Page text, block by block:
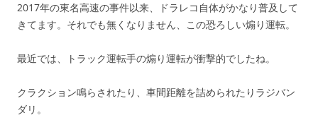
2017年の東名高速の事件以来、ドラレコ自体がかなり普及して
きてます。それでも無くなりません、この恐ろしい煽り運転。
最近では、トラック運転手の煽り運転が衝撃的でしたね。
クラクション鳴らされたり、車間距離を詰められたりラジバン
ダリ。